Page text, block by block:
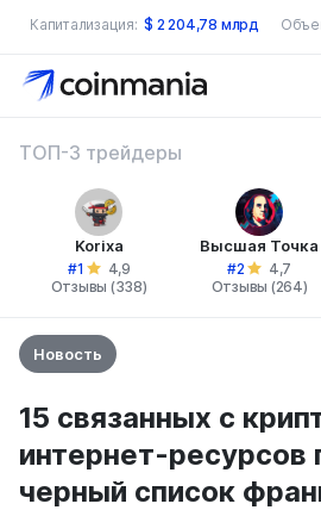
Капитализация: $ 2 204,78 млрд
ТОП-3 трейдеры
Korixa
#1
4,9
Отзывы (338)
Высшая Точка
#2
4,7
Отзывы (264)
Новость
15 связанных с
интернет-ресурсов
черный список